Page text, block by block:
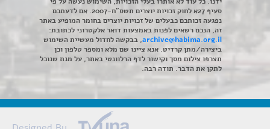
סעיף 27א לחוק זכויות יוצרים תשס"ח-2007. אם לדעתכם
נפגעה זכותכם כבעלים של זכויות יוצרים בחומר המופיע באתר
זה, הנכם רשאים לפנות באמצעות דואר אלקטרוני לכתובת:
archive@habima.org.il, בבקשה לחדול מעשיית השימוש
ביצירה/מתן קרדיט. אנא ציינו שם מלא ומספר טלפון וכן
תצרפו צילום מסך וקישור לדף הרלוונטי באתר, על מנת שנוכל
לתקן את הדבר. תודה רבה.